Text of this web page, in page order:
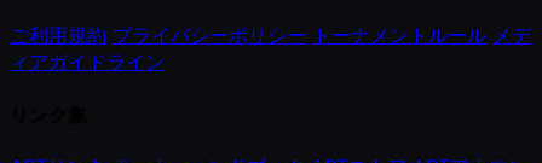
ご利用規約 プライバシーポリシー トーナメントルール メデ
ィアガイドライン